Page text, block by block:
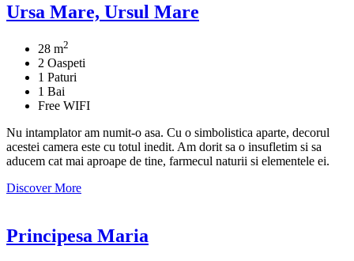
Ursa Mare, Ursul Mare
28 m2
2 Oaspeti
1 Paturi
1 Bai
Free WIFI
Nu intamplator am numit-o asa. Cu o simbolistica aparte, decorul
acestei camera este cu totul inedit. Am dorit sa o insufletim si sa
aducem cat mai aproape de tine, farmecul naturii si elementele ei.
Discover More
Principesa Maria